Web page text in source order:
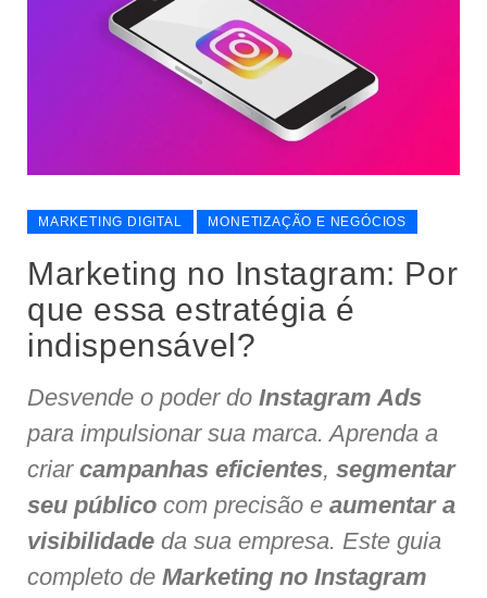
MARKETING DIGITAL MONETIZAÇÃO E NEGÓCIOS
Marketing no Instagram: Por
que essa estratégia é
indispensável?
Desvende o poder do Instagram Ads
para impulsionar sua marca. Aprenda a
criar campanhas eficientes, segmentar
seu público com precisão e aumentar a
visibilidade da sua empresa. Este guia
completo de Marketing no Instagram